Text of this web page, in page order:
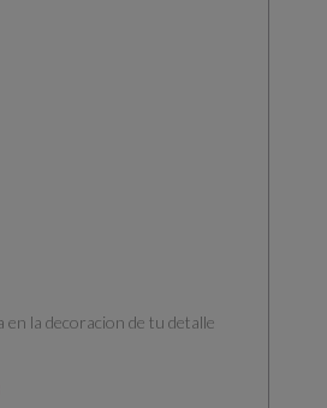
la decoracion de tu detalle